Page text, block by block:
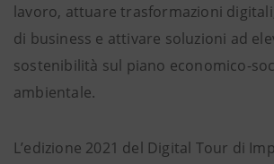
lavoro, attuare trasformazioni
di business e attivare soluzioni ad
sostenibilità sul piano economico-
ambientale.
L’edizione 2021 del Digital Tour di